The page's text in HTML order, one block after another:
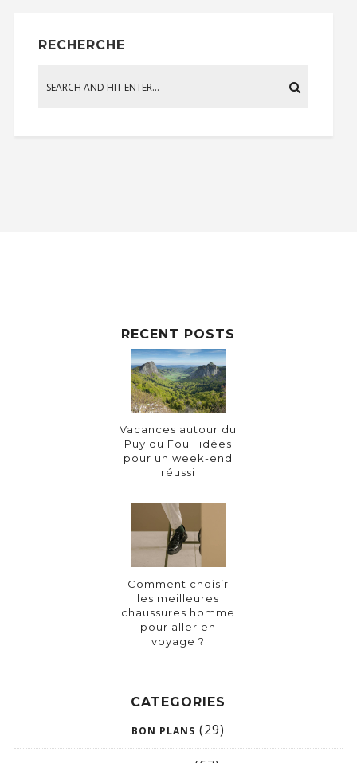
RECHERCHE
RECENT POSTS
Vacances autour du
Puy du Fou : idées
pour un week-end
réussi
Comment choisir
les meilleures
chaussures homme
pour aller en
voyage ?
CATEGORIES
BON PLANS (29)